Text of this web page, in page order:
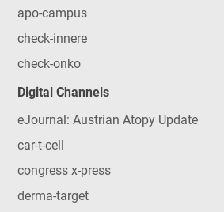
apo-campus
check-innere
check-onko
Digital Channels
eJournal: Austrian Atopy Update
car-t-cell
congress x-press
derma-target